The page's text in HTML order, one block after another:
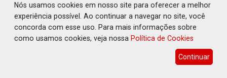
Super Nova Era
Geral 08 de Agosto de 2026 às 09:40
Unidade Arasuper da Av. Rio Madeira se torna primeira
Nós usamos cookies em nosso site para oferecer a melhor
experiência possível. Ao continuar a navegar no site, você
concorda com esse uso. Para mais informações sobre
como usamos cookies, veja nossa Política de Cookies
Continuar